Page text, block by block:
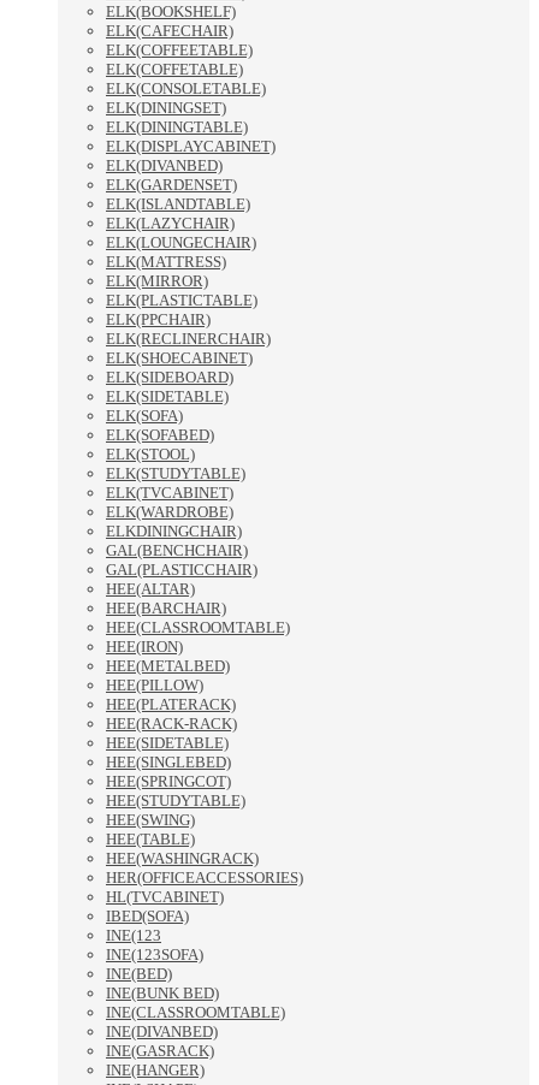
ELK(BOOKSHELF)
ELK(CAFECHAIR)
ELK(COFFEETABLE)
ELK(COFFETABLE)
ELK(CONSOLETABLE)
ELK(DININGSET)
ELK(DININGTABLE)
ELK(DISPLAYCABINET)
ELK(DIVANBED)
ELK(GARDENSET)
ELK(ISLANDTABLE)
ELK(LAZYCHAIR)
ELK(LOUNGECHAIR)
ELK(MATTRESS)
ELK(MIRROR)
ELK(PLASTICTABLE)
ELK(PPCHAIR)
ELK(RECLINERCHAIR)
ELK(SHOECABINET)
ELK(SIDEBOARD)
ELK(SIDETABLE)
ELK(SOFA)
ELK(SOFABED)
ELK(STOOL)
ELK(STUDYTABLE)
ELK(TVCABINET)
ELK(WARDROBE)
ELKDININGCHAIR)
GAL(BENCHCHAIR)
GAL(PLASTICCHAIR)
HEE(ALTAR)
HEE(BARCHAIR)
HEE(CLASSROOMTABLE)
HEE(IRON)
HEE(METALBED)
HEE(PILLOW)
HEE(PLATERACK)
HEE(RACK-RACK)
HEE(SIDETABLE)
HEE(SINGLEBED)
HEE(SPRINGCOT)
HEE(STUDYTABLE)
HEE(SWING)
HEE(TABLE)
HEE(WASHINGRACK)
HER(OFFICEACCESSORIES)
HL(TVCABINET)
IBED(SOFA)
INE(123
INE(123SOFA)
INE(BED)
INE(BUNK BED)
INE(CLASSROOMTABLE)
INE(DIVANBED)
INE(GASRACK)
INE(HANGER)